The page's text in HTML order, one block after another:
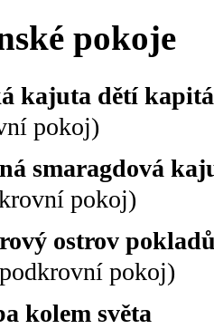
pokoje
kajuta dětí
pokoj)
smaragdová
pokoj)
ostrov
pokoj)
kolem světa